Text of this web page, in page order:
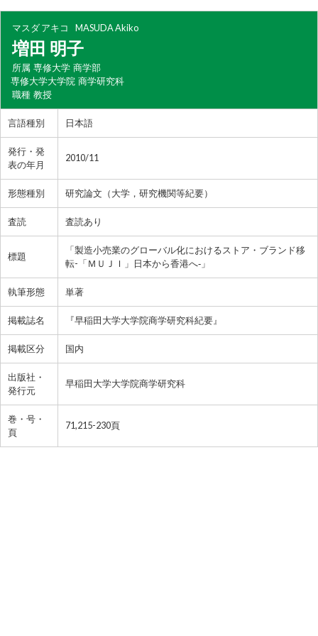
マスダ アキコ MASUDA Akiko
増田 明子
所属 専修大学 商学部
専修大学大学院 商学研究科
職種 教授
言語種別 日本語
発行・発
表の年月
2010/11
形態種別 研究論文（大学，研究機関等紀要）
査読 査読あり
標題
「製造小売業のグローバル化におけるストア・ブランド移
転-「ＭＵＪＩ」日本から香港へ‐」
執筆形態 単著
掲載誌名 『早稲田大学大学院商学研究科紀要』
掲載区分 国内
出版社・
発行元
早稲田大学大学院商学研究科
巻・号・
頁
71,215-230頁